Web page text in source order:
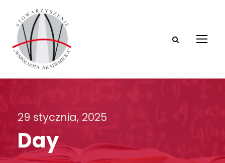
29 stycznia, 2025
Day